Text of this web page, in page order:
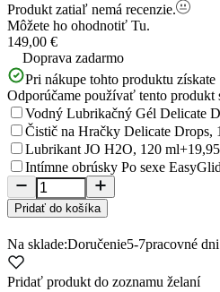
Produkt zatiaľ nemá recenzie.
Môžete ho ohodnotiť Tu.
149,00 €
Doprava zadarmo
Pri nákupe tohto produktu získate
Odporúčame používať tento produkt
Vodný Lubrikačný Gél Delicate
Čistič na Hračky Delicate Drops,
Lubrikant JO H2O, 120 ml
Intímne obrúsky Po sexe
Pridať do košíka
Na sklade:Doručenie5-7pracovné dni
Pridať produkt do zoznamu želaní